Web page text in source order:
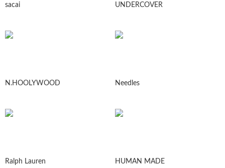
sacai UNDERCOVER
N.HOOLYWOOD Needles
Ralph Lauren HUMAN MADE